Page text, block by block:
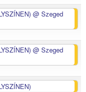
@ Szeged
@ Szeged